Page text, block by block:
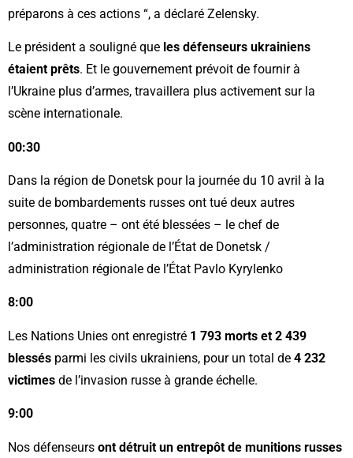
préparons à ces actions “, a déclaré Zelensky.
Le président a souligné que les défenseurs ukrainiens
étaient prêts. Et le gouvernement prévoit de fournir à
l’Ukraine plus d’armes, travaillera plus activement sur la
scène internationale.
00:30
Dans la région de Donetsk pour la journée du 10 avril à la
suite de bombardements russes ont tué deux autres
personnes, quatre – ont été blessées – le chef de
l’administration régionale de l’État de Donetsk /
administration régionale de l’État Pavlo Kyrylenko
8:00
Les Nations Unies ont enregistré 1 793 morts et 2 439
blessés parmi les civils ukrainiens, pour un total de 4 232
victimes de l’invasion russe à grande échelle.
9:00
Nos défenseurs ont détruit un entrepôt de munitions russes